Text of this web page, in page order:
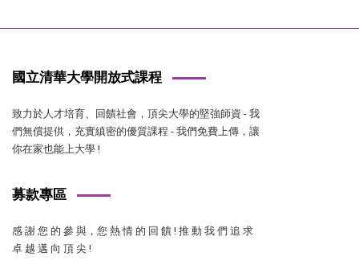
國立清華大學開放式課程
致力於人才培育、回饋社會，頂尖大學的堅強師資 - 我
們無償提供，充實縝密的優質課程 - 我們免費上傳，讓
你在家也能上大學 !
募款專區
感 謝 您 的 參 與，您 熱 情 的 回 饋 ! 推 動 我 們 追 求
卓 越 邁 向 頂 尖 !